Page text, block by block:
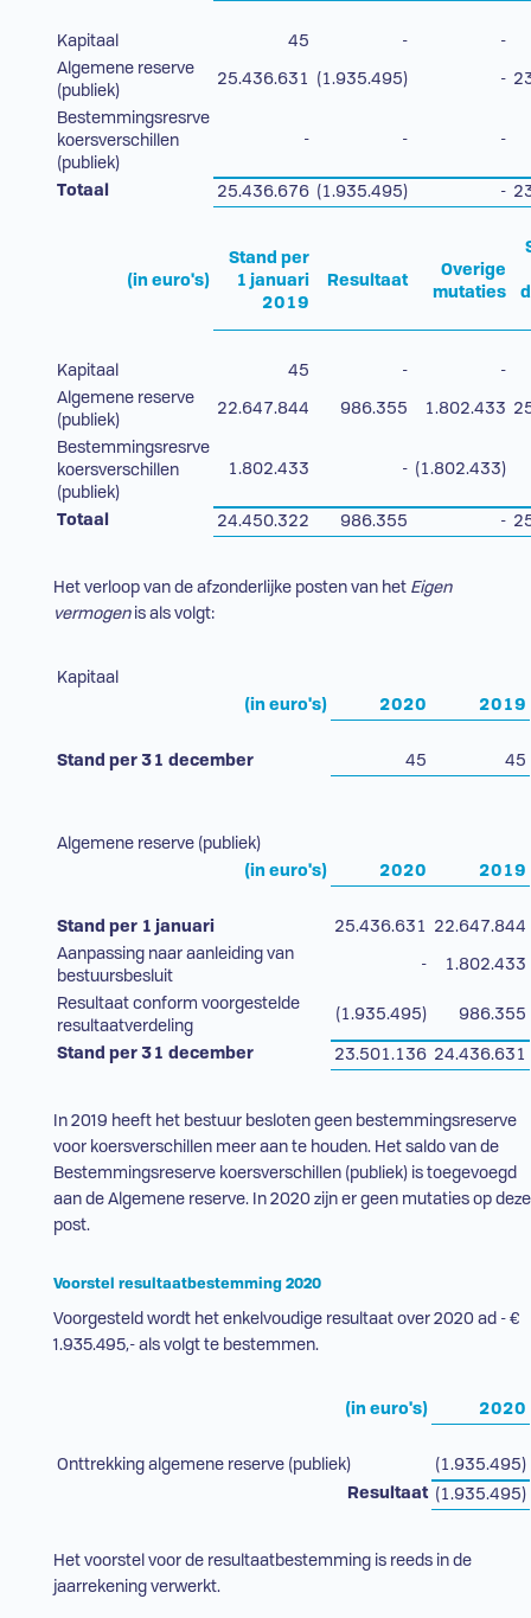
Kapitaal 45 -
-
Algemene reserve
(publiek)
25.436.631 (1.935.495) -
Bestemmingsresrve
koersverschillen
(publiek)
- - -
Totaal 25.436.676 (1.935.495) -
(in euro's)
Stand per
1 januari
2019
Resultaat
Overige
mutaties
Kapitaal 45 -
-
Algemene reserve
(publiek)
22.647.844 986.355 1.802.433
Bestemmingsresrve
koersverschillen
(publiek)
1.802.433 - (1.802.433)
Totaal 24.450.322 986.355 -
Het verloop van de afzonderlijke posten van het Eigen
vermogenis als volgt:
Kapitaal
(in euro's)
2020 2019
Stand per 31 december 45 45
Algemene reserve (publiek)
(in euro's)
2020 2019
Stand per 1 januari 25.436.631
22.647.844
Aanpassing naar aanleiding van
bestuursbesluit
- 1.802.433
Resultaat conform voorgestelde
resultaatverdeling
(1.935.495) 986.355
Stand per 31 december 23.501.136 24.436.631
In 2019 heeft het bestuur besloten geen bestemmingsreserve
voor koersverschillen meer aan te houden. Het saldo van de
Bestemmingsreserve koersverschillen (publiek) is toegevoegd
aan de Algemene reserve. In 2020 zijn er geen mutaties op deze
post.
Voorstel resultaatbestemming 2020
Voorgesteld wordt het enkelvoudige resultaat over 2020 ad - €
1.935.495,- als volgt te bestemmen.
(in euro's) 2020
Onttrekking algemene reserve (publiek)
(1.935.495)
Resultaat (1.935.495)
Het voorstel voor de resultaatbestemming is reeds in de
jaarrekening verwerkt.